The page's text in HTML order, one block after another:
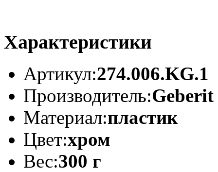
Характеристики
Артикул:274.006.KG.1
Производитель:
Материал:пластик
Цвет:хром
Вес:300 г